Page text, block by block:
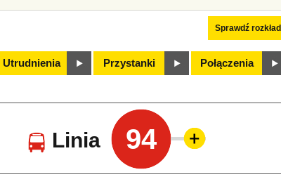
Sprawdź
Utrudnienia Przystanki Połączenia
Linia 94